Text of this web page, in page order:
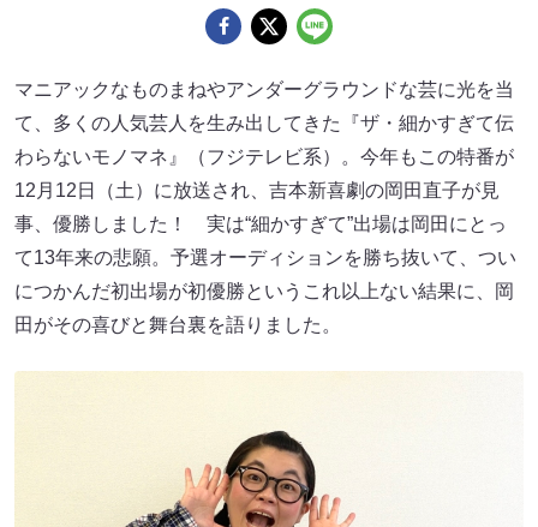
マニアックなものまねやアンダーグラウンドな芸に光を当
て、多くの人気芸人を生み出してきた『ザ・細かすぎて伝
わらないモノマネ』（フジテレビ系）。今年もこの特番が
12月12日（土）に放送され、吉本新喜劇の岡田直子が見
事、優勝しました！ 実は“細かすぎて”出場は岡田にとっ
て13年来の悲願。予選オーディションを勝ち抜いて、つい
につかんだ初出場が初優勝というこれ以上ない結果に、岡
田がその喜びと舞台裏を語りました。